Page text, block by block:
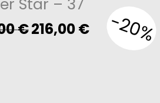
€ Original
price
216,00€Current-20%